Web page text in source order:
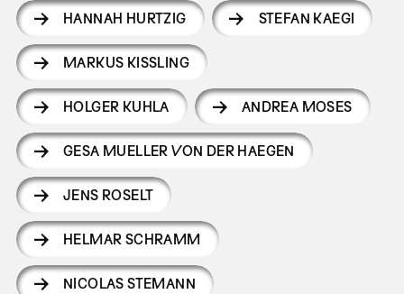
HANNAH HURTZIG STEFAN KAEGI
MARKUS KISSLING
HOLGER KUHLA ANDREA MOSES
GESA MUELLER VON DER HAEGEN
JENS ROSELT
HELMAR SCHRAMM
NICOLAS STEMANN